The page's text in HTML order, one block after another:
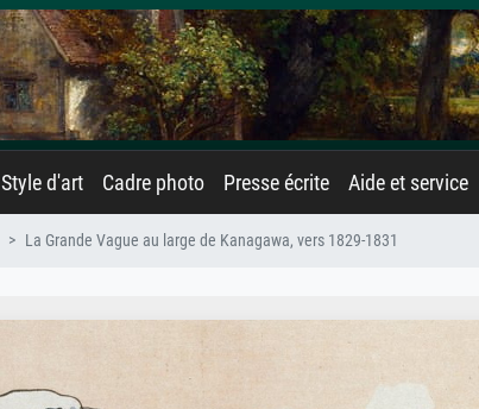
Style d'art Cadre photo Presse écrite Aide et service
La Grande Vague au large de Kanagawa, vers 1829-1831